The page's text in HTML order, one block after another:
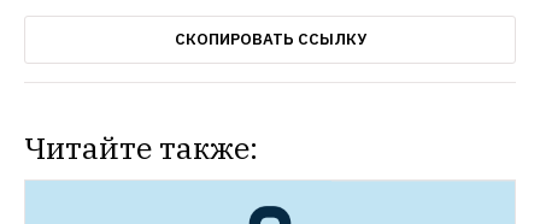
СКОПИРОВАТЬ ССЫЛКУ
Читайте также: